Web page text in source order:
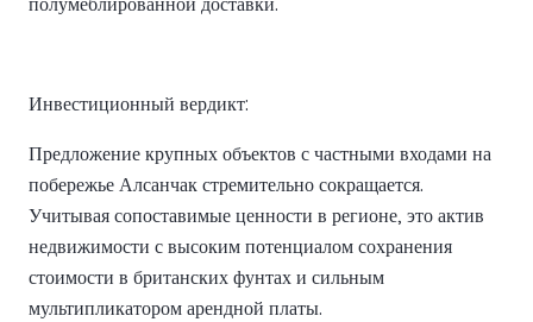
Инвестиционный вердикт:
Предложение крупных объектов с частными входами на
побережье Алсанчак стремительно сокращается.
Учитывая сопоставимые ценности в регионе, это актив
недвижимости с высоким потенциалом сохранения
стоимости в британских фунтах и сильным
мультипликатором арендной платы.